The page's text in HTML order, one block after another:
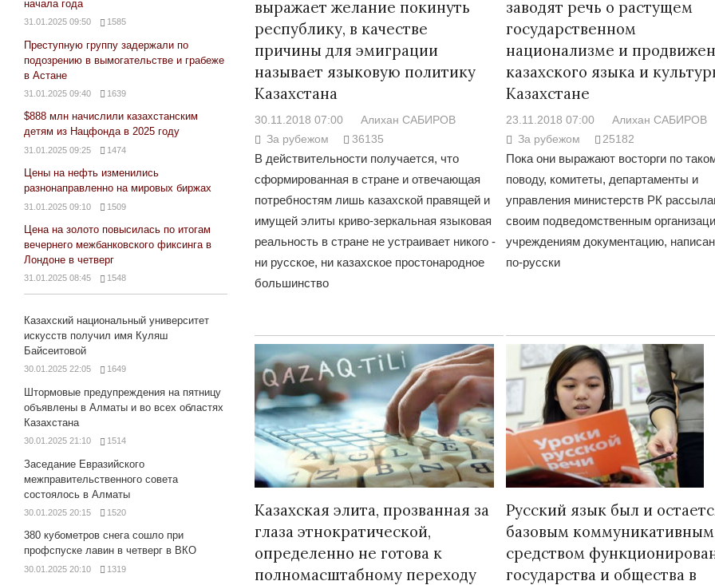
выражает желание покинуть
республику, в качестве
причины для эмиграции
называет языковую политику
Казахстана
30.11.2018 07:00
Алихан САБИРОВ
За рубежом
36135
В действительности получается, что
сформированная в стране и отвечающая
потребностям лишь казахской правящей и
имущей элиты криво-зеркальная языковая
реальность в стране не устраивает никого -
ни русское, ни казахское простонародное
большинство
заводят речь о растущем
государственном
национализме и
казахского языка и
Казахстане
23.11.2018 07:00
Алихан САБИРОВ
За рубежом
25182
Пока они выражают восторги по
поводу, комитеты, департаменты и
управления министерств РК
своим подведомственным
учреждениям документацию,
по-русски
Казахская элита, прозванная за
глаза этнократической,
определенно не готова к
полномасштабному переходу
Русский язык был и
базовым коммуникативным
средством
государства и общества в
начала года
31.01.2025 09:50 1585
Преступную группу задержали по
подозрению в вымогательстве и грабеже
в Астане
31.01.2025 09:40 1639
$888 млн начислили казахстанским
детям из Нацфонда в 2025 году
31.01.2025 09:25 1474
Цены на нефть изменились
разнонаправленно на мировых биржах
31.01.2025 09:10 1509
Цена на золото повысилась по итогам
вечернего межбанковского фиксинга в
Лондоне в четверг
31.01.2025 08:45 1548
Казахский национальный университет
искусств получил имя Куляш
Байсеитовой
30.01.2025 22:05 1649
Штормовые предупреждения на пятницу
объявлены в Алматы и во всех областях
Казахстана
30.01.2025 21:10 1514
Заседание Евразийского
межправительственного совета
состоялось в Алматы
30.01.2025 20:15 1520
380 кубометров снега сошло при
профспуске лавин в четверг в ВКО
30.01.2025 20:10 1319